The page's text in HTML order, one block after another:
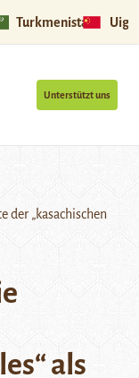
Turkmenistan
Unterstützt uns
der „kasachischen
als